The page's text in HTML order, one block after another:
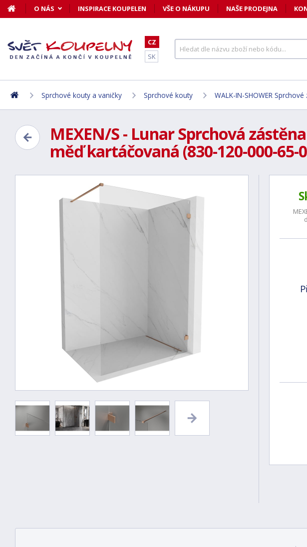
O NÁS INSPIRACE KOUPELEN VŠE O NÁKUPU NAŠE PRODEJNA
CZ
SK
Sprchové kouty a vaničky Sprchové kouty WALK-IN-SHOWER
MEXEN/S - Lunar Sprchová
měď kartáčovaná (830-120-000-65-